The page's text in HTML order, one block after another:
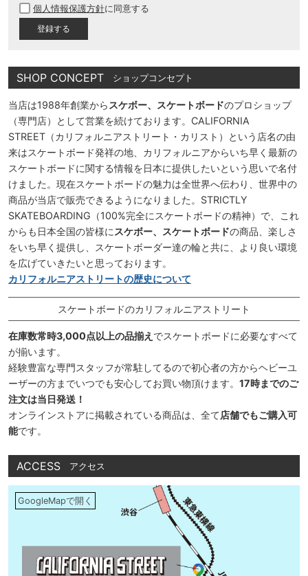
須
個人情報保護方針に同意する
SHOP CONCEPT ショップコンセプト
当店は1988年創業から スケボー、スケートボードのプロショップ
（専門店）として営業を続けております。CALIFORNIA
STREET（カリフォルニアストリート・カリスト）という店名の由
来はスケートボード発祥の地、カリフォルニアからいち早く最新の
スケートボードに関する情報を日本に提供したいという思いで名付
けました。現在スケートボードの魅力は全世界へ伝わり、世界中の
商品が当店で販売できるようになりました。STRICTLY
SKATEBOARDING（100%完全にスケートボードの精神）で、これ
からも日本全国の皆様に スケボー、スケートボードの商品、楽しさ
をいち早く提供し、スケートボーダー達の輪と共に、より良い環境
を広げていきたいと思っております。
カリフォルニアストリートの歴史について
スケートボードのカリフォルニアストリート
在庫数常時3,000点以上の品揃え でスケートボードに必要なすべて
が揃います。
経験豊富な専門スタッフが常駐してるので初心者の方からヘビーユ
ーザーの方までいつでも安心してお買い物頂けます。 17時までのご
注文は当日発送！
オンラインストアに掲載されている商品は、全て店舗でもご購入可
能です。
ACCESS アクセス
GoogleMapで開く